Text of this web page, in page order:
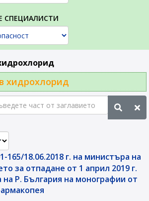
СПЕЦИАЛИСТИ
хидрохлорид
165/18.06.2018 г. на министъра на
за отпадане от 1 април 2019 г.
на Р. България на монографии от